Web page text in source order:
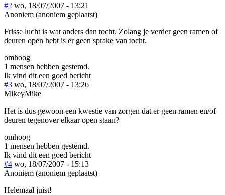
#2 wo, 18/07/2007 - 13:21
Anoniem (anoniem geplaatst)
Frisse lucht is wat anders dan tocht. Zolang je verder geen ramen of
deuren open hebt is er geen sprake van tocht.
omhoog
1 mensen hebben gestemd.
Ik vind dit een goed bericht
#3 wo, 18/07/2007 - 13:26
MikeyMike
Het is dus gewoon een kwestie van zorgen dat er geen ramen en/of
deuren tegenover elkaar open staan?
omhoog
1 mensen hebben gestemd.
Ik vind dit een goed bericht
#4 wo, 18/07/2007 - 15:13
Anoniem (anoniem geplaatst)
Helemaal juist!